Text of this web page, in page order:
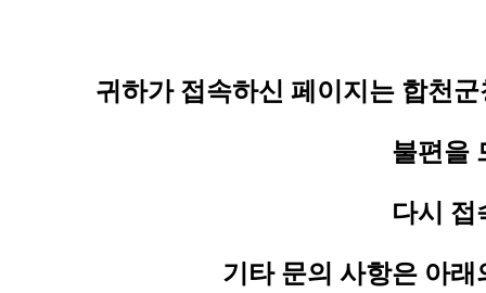
귀하가 접속하신 페이지는 합천
불편을
다시 접
기타 문의 사항은 아